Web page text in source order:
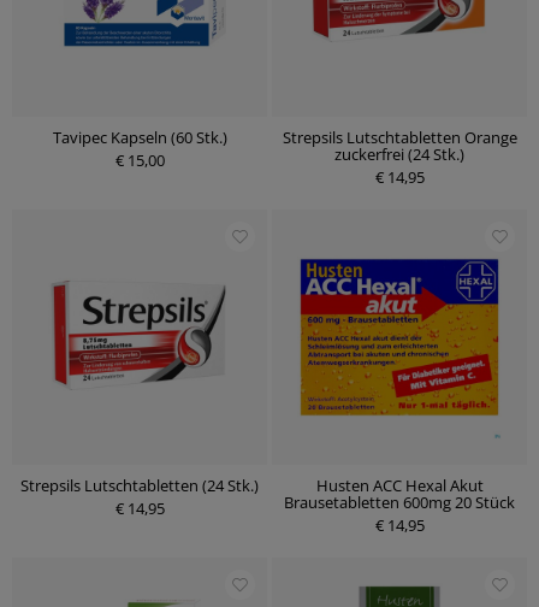
Tavipec Kapseln (60 Stk.)
€ 15,00
Strepsils Lutschtabletten Orange
zuckerfrei (24 Stk.)
€ 14,95
Strepsils Lutschtabletten (24 Stk.)
€ 14,95
Husten ACC Hexal Akut
Brausetabletten 600mg 20 Stück
€ 14,95